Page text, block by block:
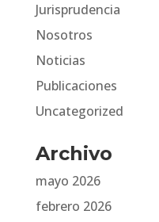
Jurisprudencia
Nosotros
Noticias
Publicaciones
Uncategorized
Archivo
mayo 2026
febrero 2026